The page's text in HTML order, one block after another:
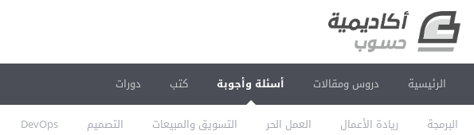
الرئيسية دروس ومقالات أسئلة وأجوبة
البرمجة ريادة الأعمال العمل الحر التسويق والمبيعات التصميم DevOps
كتب دورات